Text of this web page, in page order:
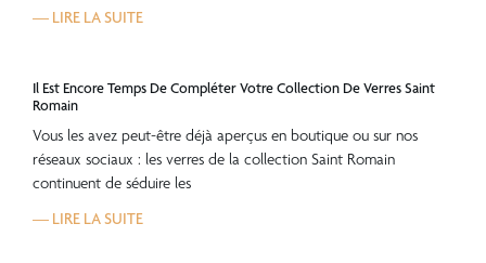
— LIRE LA SUITE
Il Est Encore Temps De Compléter Votre Collection De Verres Saint
Romain
Vous les avez peut-être déjà aperçus en boutique ou sur nos
réseaux sociaux : les verres de la collection Saint Romain
continuent de séduire les
— LIRE LA SUITE